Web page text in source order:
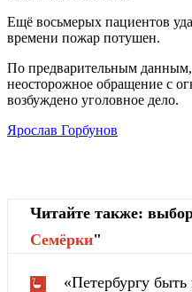
Ещё восьмерых пациентов
времени пожар потушен.
По предварительным
неосторожное обращение с
возбуждено уголовное дело.
Ярослав Горбунов
Читайте также:
Cемёрки"
«Петербургу